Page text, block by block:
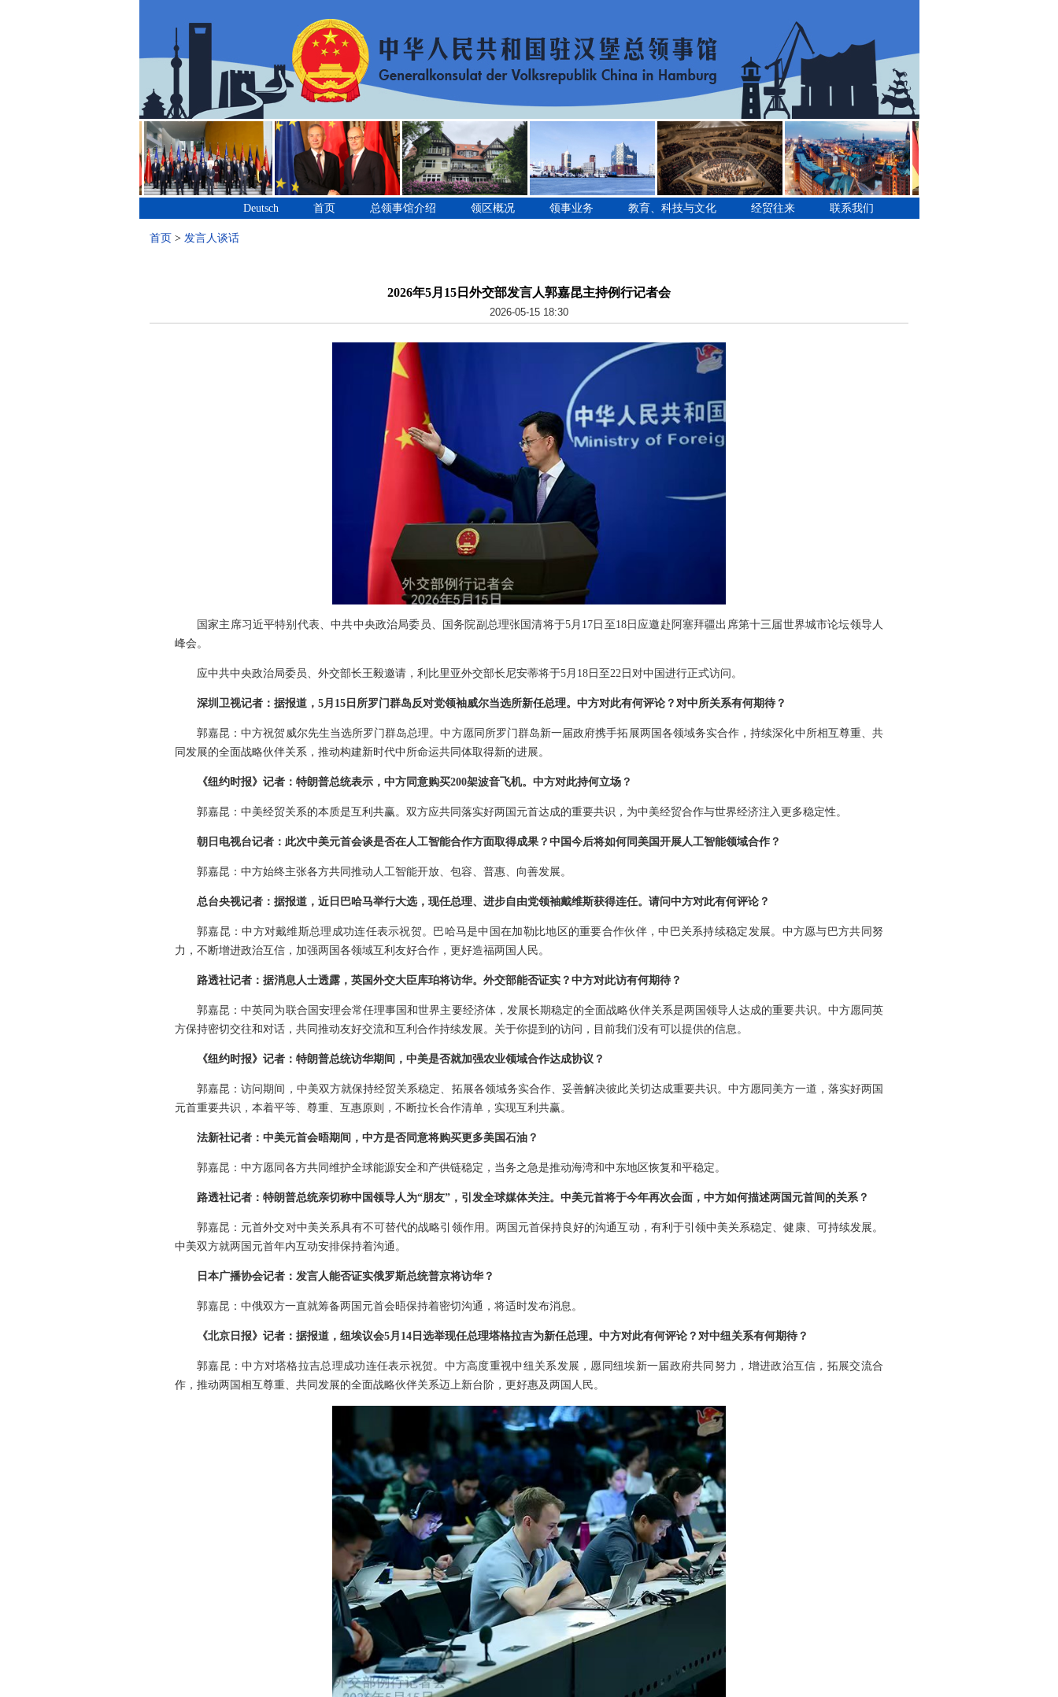
Deutsch 首页 总领事馆介绍 领区概况 领事业务 教育、科技与文化 经贸往来 联系我们
首页 > 发言人谈话
2026年5月15日外交部发言人郭嘉昆主持例行记者会
2026-05-15 18:30
国家主席习近平特别代表、中共中央政治局委员、国务院副总理张国清将于5月17日至18日应邀赴阿塞拜疆出席第十三届世界城市论坛领导人
峰会。
应中共中央政治局委员、外交部长王毅邀请，利比里亚外交部长尼安蒂将于5月18日至22日对中国进行正式访问。
深圳卫视记者：据报道，5月15日所罗门群岛反对党领袖威尔当选所新任总理。中方对此有何评论？对中所关系有何期待？
郭嘉昆：中方祝贺威尔先生当选所罗门群岛总理。中方愿同所罗门群岛新一届政府携手拓展两国各领域务实合作，持续深化中所相互尊重、共
同发展的全面战略伙伴关系，推动构建新时代中所命运共同体取得新的进展。
《纽约时报》记者：特朗普总统表示，中方同意购买200架波音飞机。中方对此持何立场？
郭嘉昆：中美经贸关系的本质是互利共赢。双方应共同落实好两国元首达成的重要共识，为中美经贸合作与世界经济注入更多稳定性。
朝日电视台记者：此次中美元首会谈是否在人工智能合作方面取得成果？中国今后将如何同美国开展人工智能领域合作？
郭嘉昆：中方始终主张各方共同推动人工智能开放、包容、普惠、向善发展。
总台央视记者：据报道，近日巴哈马举行大选，现任总理、进步自由党领袖戴维斯获得连任。请问中方对此有何评论？
郭嘉昆：中方对戴维斯总理成功连任表示祝贺。巴哈马是中国在加勒比地区的重要合作伙伴，中巴关系持续稳定发展。中方愿与巴方共同努
力，不断增进政治互信，加强两国各领域互利友好合作，更好造福两国人民。
路透社记者：据消息人士透露，英国外交大臣库珀将访华。外交部能否证实？中方对此访有何期待？
郭嘉昆：中英同为联合国安理会常任理事国和世界主要经济体，发展长期稳定的全面战略伙伴关系是两国领导人达成的重要共识。中方愿同英
方保持密切交往和对话，共同推动友好交流和互利合作持续发展。关于你提到的访问，目前我们没有可以提供的信息。
《纽约时报》记者：特朗普总统访华期间，中美是否就加强农业领域合作达成协议？
郭嘉昆：访问期间，中美双方就保持经贸关系稳定、拓展各领域务实合作、妥善解决彼此关切达成重要共识。中方愿同美方一道，落实好两国
元首重要共识，本着平等、尊重、互惠原则，不断拉长合作清单，实现互利共赢。
法新社记者：中美元首会晤期间，中方是否同意将购买更多美国石油？
郭嘉昆：中方愿同各方共同维护全球能源安全和产供链稳定，当务之急是推动海湾和中东地区恢复和平稳定。
路透社记者：特朗普总统亲切称中国领导人为“朋友”，引发全球媒体关注。中美元首将于今年再次会面，中方如何描述两国元首间的关系？
郭嘉昆：元首外交对中美关系具有不可替代的战略引领作用。两国元首保持良好的沟通互动，有利于引领中美关系稳定、健康、可持续发展。
中美双方就两国元首年内互动安排保持着沟通。
日本广播协会记者：发言人能否证实俄罗斯总统普京将访华？
郭嘉昆：中俄双方一直就筹备两国元首会晤保持着密切沟通，将适时发布消息。
《北京日报》记者：据报道，纽埃议会5月14日选举现任总理塔格拉吉为新任总理。中方对此有何评论？对中纽关系有何期待？
郭嘉昆：中方对塔格拉吉总理成功连任表示祝贺。中方高度重视中纽关系发展，愿同纽埃新一届政府共同努力，增进政治互信，拓展交流合
作，推动两国相互尊重、共同发展的全面战略伙伴关系迈上新台阶，更好惠及两国人民。